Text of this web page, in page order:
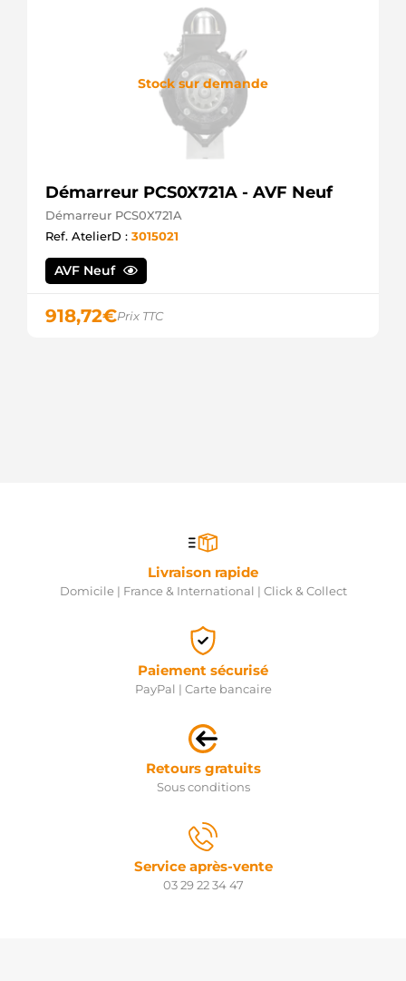
Stock sur demande
Démarreur PCS0X721A - AVF Neuf
Démarreur PCS0X721A
Ref. AtelierD : 3015021
AVF Neuf
918,72€Prix TTC
Livraison rapide
Domicile | France & International | Click & Collect
Paiement sécurisé
PayPal | Carte bancaire
Retours gratuits
Sous conditions
Service après-vente
03 29 22 34 47